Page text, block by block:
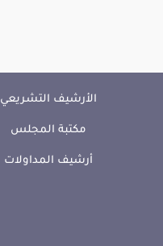
الأرشيف التشريعي
مكتبة المجلس
أرشيف المداولات